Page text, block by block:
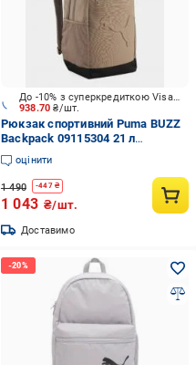
938.70₴/шт.
До -10% з суперкредиткою Visa Вигода
Рюкзак спортивний Puma BUZZ
Backpack 09115304 21 л
коричневий
оцінити
1 490 -447₴
1 043 ₴/шт.
Доставимо